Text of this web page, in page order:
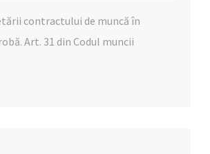
contractului de muncă în
Art. 31 din Codul muncii